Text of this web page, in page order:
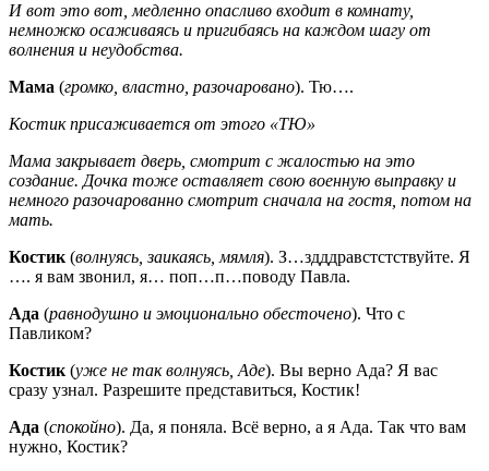
И вот это вот, медленно опасливо входит в комнату,
немножко осаживаясь и пригибаясь на каждом шагу от
волнения и неудобства.
Мама (громко, властно, разочаровано). Тю….
Костик присаживается от этого «ТЮ»
Мама закрывает дверь, смотрит с жалостью на это
создание. Дочка тоже оставляет свою военную выправку и
немного разочарованно смотрит сначала на гостя, потом на
мать.
Костик (волнуясь, заикаясь, мямля). З…здддравстстствуйте. Я
…. я вам звонил, я… поп…п…поводу Павла.
Ада (равнодушно и эмоционально обесточено). Что с
Павликом?
Костик (уже не так волнуясь, Аде). Вы верно Ада? Я вас
сразу узнал. Разрешите представиться, Костик!
Ада (спокойно). Да, я поняла. Всё верно, а я Ада. Так что вам
нужно, Костик?